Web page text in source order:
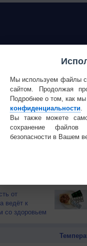
О ЧЕЛОВЕКЕ И
загар
от
может помочь
ночью
расстройств
служит
от
ведёт к
со здоровьем
Мы используем файлы
сайтом. Продолжая
Подробнее о том, как
конфиденциальности.
Вы также можете
сохранение файлов
безопасности в Вашем